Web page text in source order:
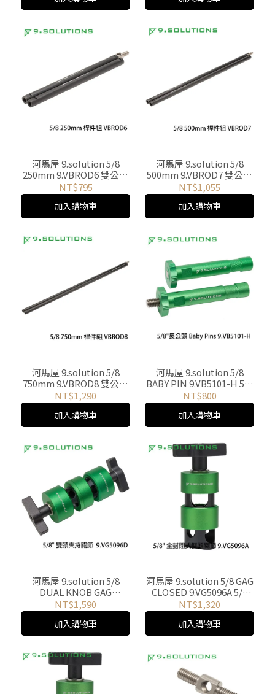
河馬屋 9.solution 5/8
250mm 9.VBROD6 雙公頭
對接桿件組
NT$795
加入購物車
河馬屋 9.solution 5/8
500mm 9.VBROD7 雙公頭
對接桿件組
NT$1,055
加入購物車
河馬屋 9.solution 5/8
750mm 9.VBROD8 雙公頭
對接桿件組
NT$1,290
加入購物車
河馬屋 9.solution 5/8
BABY PIN 9.VB5101-H 5/8
16mm 長公頭
NT$800
加入購物車
河馬屋 9.solution 5/8
DUAL KNOB GAG
9.VG5096D 5/8 16mm 雙頭
夾座關節
NT$1,590
加入購物車
河馬屋 9.solution 5/8 GAG
CLOSED 9.VG5096A 5/8
16mm 全封閉式固定夾座
關節
NT$1,320
加入購物車